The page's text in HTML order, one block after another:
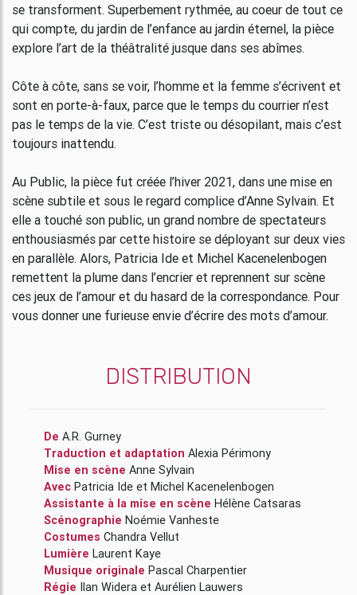
se transforment. Superbement rythmée, au coeur de tout ce
qui compte, du jardin de l’enfance au jardin éternel, la pièce
explore l’art de la théâtralité jusque dans ses abîmes.
Côte à côte, sans se voir, l’homme et la femme s’écrivent et
sont en porte-à-faux, parce que le temps du courrier n’est
pas le temps de la vie. C’est triste ou désopilant, mais c’est
toujours inattendu.
Au Public, la pièce fut créée l’hiver 2021, dans une mise en
scène subtile et sous le regard complice d’Anne Sylvain. Et
elle a touché son public, un grand nombre de spectateurs
enthousiasmés par cette histoire se déployant sur deux vies
en parallèle. Alors, Patricia Ide et Michel Kacenelenbogen
remettent la plume dans l’encrier et reprennent sur scène
ces jeux de l’amour et du hasard de la correspondance. Pour
vous donner une furieuse envie d’écrire des mots d’amour.
DISTRIBUTION
De A.R. Gurney
Traduction et adaptation Alexia Périmony
Mise en scène
Anne Sylvain
Avec
Patricia Ide et
Michel Kacenelenbogen
Assistante à la mise en scène Hélène Catsaras
Scénographie Noémie Vanheste
Costumes Chandra Vellut
Lumière Laurent Kaye
Musique originale Pascal Charpentier
Régie Ilan Widera et Aurélien Lauwers